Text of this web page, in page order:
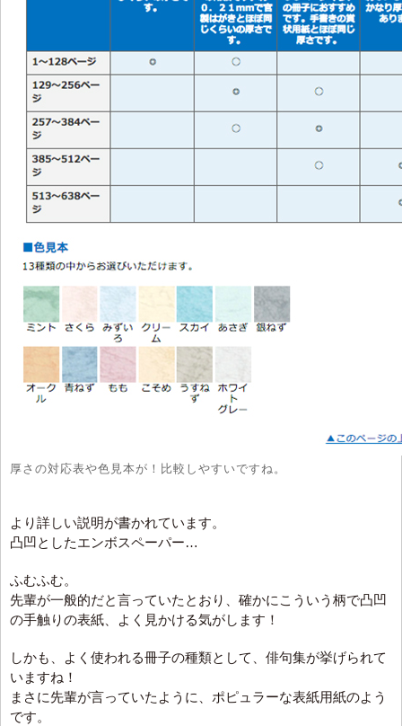
厚さの対応表や色見本が！比較しやすいですね。
より詳しい説明が書かれています。
凸凹としたエンボスペーパー…
ふむふむ。
先輩が一般的だと言っていたとおり、確かにこういう柄で凸凹
の手触りの表紙、よく見かける気がします！
しかも、よく使われる冊子の種類として、俳句集が挙げられて
いますね！
まさに先輩が言っていたように、ポピュラーな表紙用紙のよう
です。